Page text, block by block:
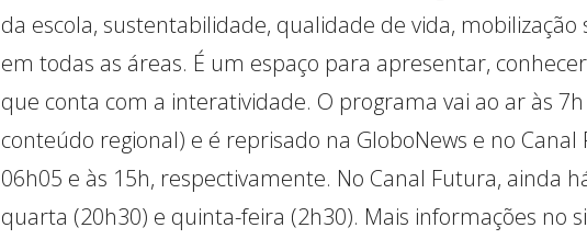
da escola, sustentabilidade, qualidade de vida, mobilização
em todas as áreas. É um espaço para apresentar,
que conta com a interatividade. O programa vai ao ar às
conteúdo regional) e é reprisado na GloboNews e no Canal
06h05 e às 15h, respectivamente. No Canal Futura, ainda
quarta (20h30) e quinta-feira (2h30). Mais informações no